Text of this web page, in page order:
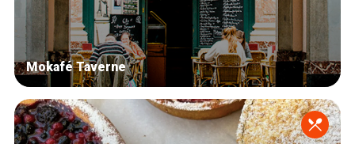
Mokafé Taverne